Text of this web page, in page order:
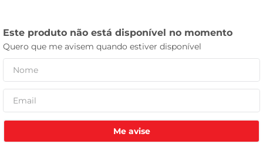
Me avise